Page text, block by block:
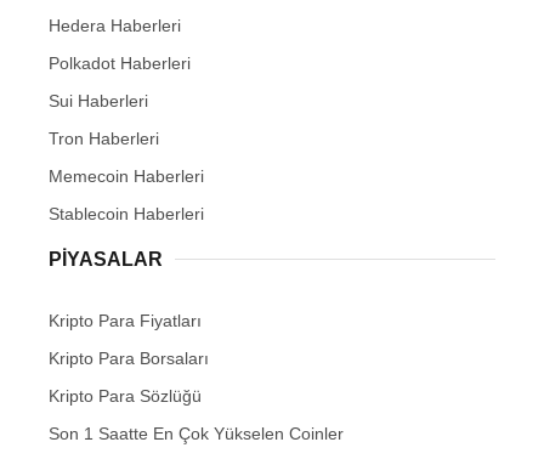
Hedera Haberleri
Polkadot Haberleri
Sui Haberleri
Tron Haberleri
Memecoin Haberleri
Stablecoin Haberleri
PIYASALAR
Kripto Para Fiyatları
Kripto Para Borsaları
Kripto Para Sözlüğü
Son 1 Saatte En Çok Yükselen Coinler